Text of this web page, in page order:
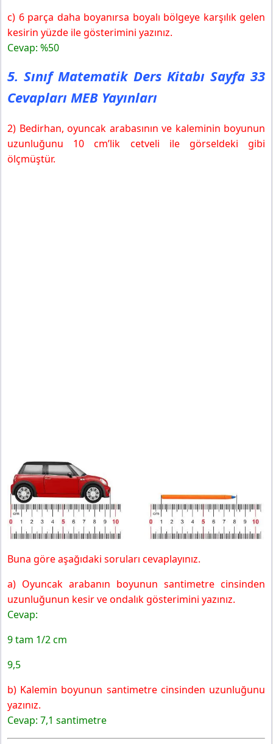
c) 6 parça daha boyanırsa boyalı bölgeye karşılık gelen
kesirin yüzde ile gösterimini yazınız.
Cevap: %50
5. Sınıf Matematik Ders Kitabı Sayfa 33
Cevapları MEB Yayınları
2) Bedirhan, oyuncak arabasının ve kaleminin boyunun
uzunluğunu 10 cm’lik cetveli ile görseldeki gibi
ölçmüştür.
Buna göre aşağıdaki soruları cevaplayınız.
a) Oyuncak arabanın boyunun santimetre cinsinden
uzunluğunun kesir ve ondalık gösterimini yazınız.
Cevap:
9 tam 1/2 cm
9,5
b) Kalemin boyunun santimetre cinsinden uzunluğunu
yazınız.
Cevap: 7,1 santimetre